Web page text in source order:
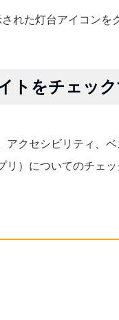
れた灯台アイコンを
トをチェッ
クセシビリティ、
）についてのチェッ